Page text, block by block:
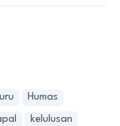
Humas
kelulusan